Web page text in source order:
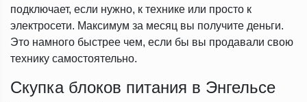
подключает, если нужно, к технике или просто к
электросети. Максимум за месяц вы получите деньги.
Это намного быстрее чем, если бы вы продавали свою
технику самостоятельно.
Скупка блоков питания в Энгельсе